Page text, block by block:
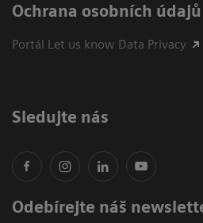
Ochrana osobních údajů
Portál Let us know Data Privacy
Sledujte nás
Odebírejte náš